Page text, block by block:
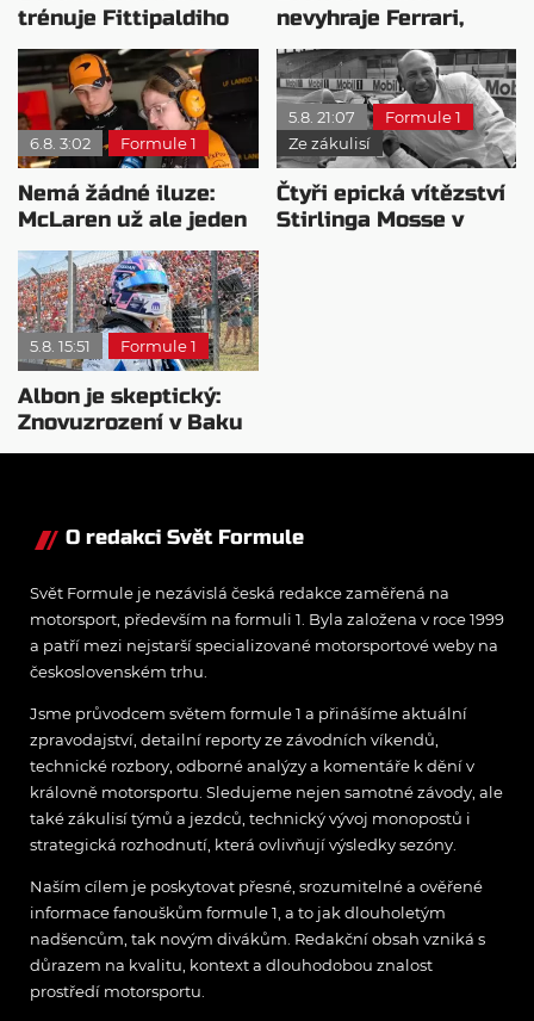
trénuje Fittipaldiho
syna: Brazilec
vychvaluje lídra
nevyhraje Ferrari,
přeji titul
Antonellimu
6.8. 3:02 Formule 1
Nemá žádné iluze:
McLaren už ale jeden
návrat ze dna dokázal
5.8. 21:07
Formule 1
Ze zákulisí
Čtyři epická vítězství
Stirlinga Mosse v
5.8. 15:51 Formule 1
Albon je skeptický:
Znovuzrození v Baku
nepovažuje za reálne
O redakci Svět Formule
Svět Formule je nezávislá česká redakce zaměřená na
motorsport, především na formuli 1. Byla založena v roce 1999
a patří mezi nejstarší specializované motorsportové weby na
československém trhu.
Jsme průvodcem světem formule 1 a přinášíme aktuální
zpravodajství, detailní reporty ze závodních víkendů,
technické rozbory, odborné analýzy a komentáře k dění v
královně motorsportu. Sledujeme nejen samotné závody, ale
také zákulisí týmů a jezdců, technický vývoj monopostů i
strategická rozhodnutí, která ovlivňují výsledky sezóny.
Naším cílem je poskytovat přesné, srozumitelné a ověřené
informace fanouškům formule 1, a to jak dlouholetým
nadšencům, tak novým divákům. Redakční obsah vzniká s
důrazem na kvalitu, kontext a dlouhodobou znalost
prostředí motorsportu.